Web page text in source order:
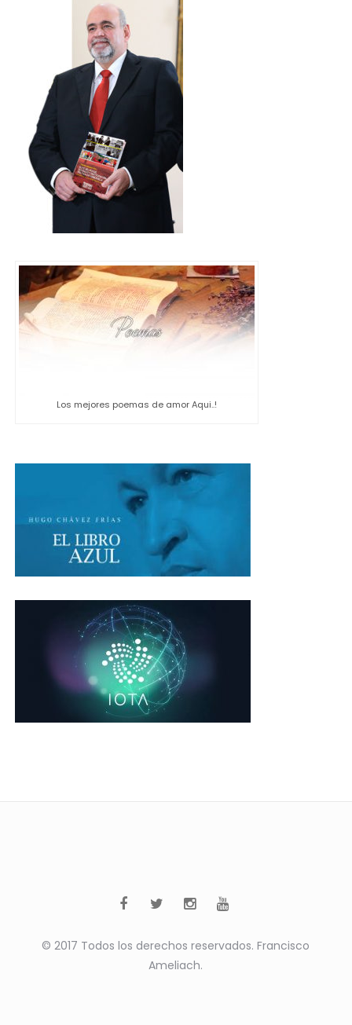
Los mejores poemas de amor Aqui..!
© 2017 Todos los derechos reservados. Francisco
Ameliach.